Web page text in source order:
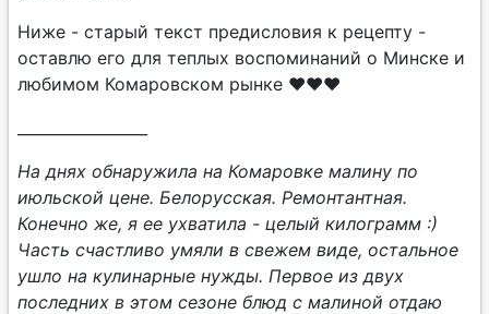
Ниже - старый текст предисловия к рецепту -
оставлю его для теплых воспоминаний о Минске и
любимом Комаровском рынке ❤️❤️❤️
На днях обнаружила на Комаровке малину по
июльской цене. Белорусская. Ремонтантная.
Конечно же, я ее ухватила - целый килограмм :)
Часть счастливо умяли в свежем виде, остальное
ушло на кулинарные нужды. Первое из двух
последних в этом сезоне блюд с малиной отдаю